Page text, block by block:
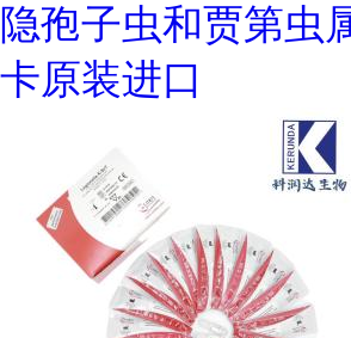
隐孢子虫和贾第虫
卡原装进口